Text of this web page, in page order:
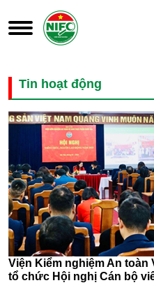
Tin hoạt động
Viện Kiểm nghiệm An
tổ chức Hội nghị Cán bộ